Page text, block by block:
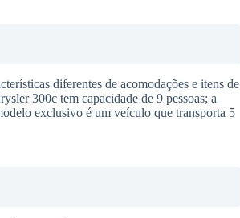
diferentes de acomodações e itens de
300c tem capacidade de 9 pessoas; a
exclusivo é um veículo que transporta 5